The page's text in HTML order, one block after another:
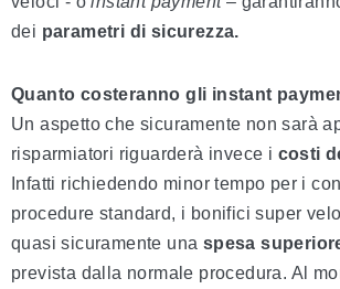
dei parametri di sicurezza.
Quanto costeranno gli instant
Un aspetto che sicuramente non sarà
risparmiatori riguarderà invece i costi
Infatti richiedendo minor tempo per i
procedure standard, i bonifici super
quasi sicuramente una spesa
prevista dalla normale procedura. Al